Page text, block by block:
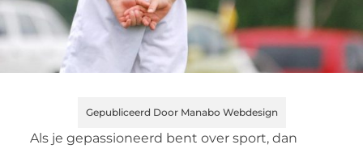
Gepubliceerd Door Manabo Webdesign
Als je gepassioneerd bent over sport, dan